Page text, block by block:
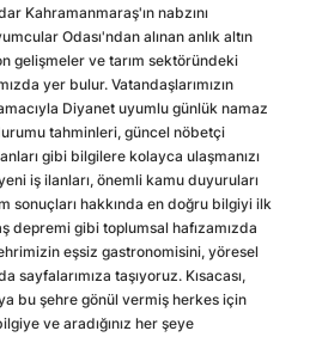
Kahramanmaraş'ın nabzını
Odası'ndan alınan anlık altın
gelişmeler ve tarım sektöründeki
yer bulur. Vatandaşlarımızın
Diyanet uyumlu günlük namaz
tahminleri, güncel nöbetçi
gibi bilgilere kolayca ulaşmanızı
iş ilanları, önemli kamu duyuruları
sonuçları hakkında en doğru bilgiyi ilk
depremi gibi toplumsal hafızamızda
eşsiz gastronomisini, yöresel
sayfalarımıza taşıyoruz. Kısacası,
bu şehre gönül vermiş herkes için
ve aradığınız her şeye